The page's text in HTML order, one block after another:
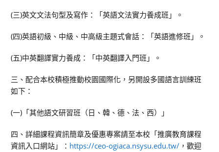
(三)英文文法句型及寫作：「英語文法實力養成班」。
(四)英語初級、中級、中高級主題式會話：「英語進修班」。
(五)中英翻譯實力養成：「中英翻譯入門班」。
三、配合本校積極推動校園國際化，另開設多國語言訓練班
如下：
(一)「其他語文研習班（日、韓、德、法、西）」
四、詳細課程資訊簡章及優惠專案請至本校「推廣教育課程
資訊入口網站」： https://ceo-ogiaca.nsysu.edu.tw/ ，歡迎